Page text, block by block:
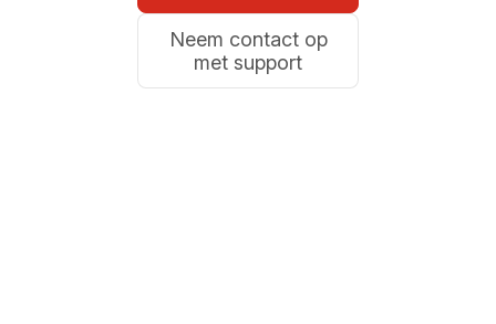
Neem contact op
met support